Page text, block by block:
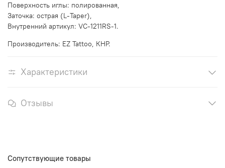
Поверхность иглы: полированная,
Заточка: острая (L-Taper),
Внутренний артикул: VC-1211RS-1.
Производитель: EZ Tattoo, КНР.
Характеристики
Отзывы
Сопутствующие товары